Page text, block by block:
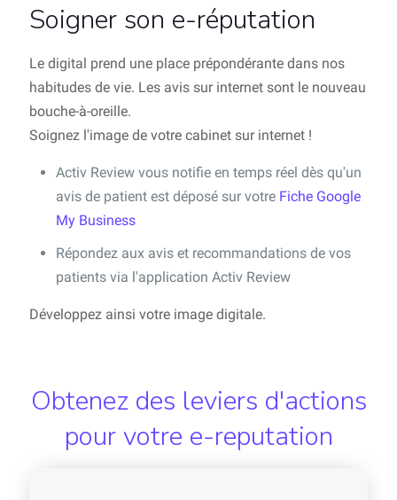
Soigner son e-réputation
Le digital prend une place prépondérante dans nos
habitudes de vie. Les avis sur internet sont le nouveau
bouche-à-oreille.
Soignez l'image de votre cabinet sur internet !
Activ Review vous notifie en temps réel dès qu'un
avis de patient est déposé sur votre Fiche Google
My Business
Répondez aux avis et recommandations de vos
patients via l'application Activ Review
Développez ainsi votre image digitale.
Obtenez des leviers d'actions
pour votre e-reputation